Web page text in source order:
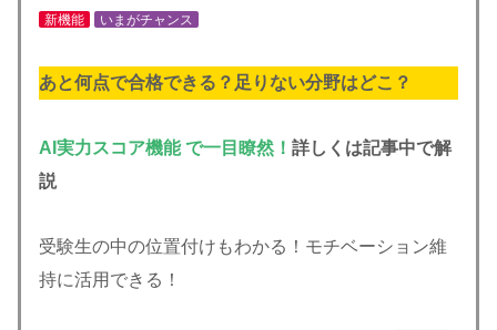
新機能 いまがチャンス
あと何点で合格できる？足りない分野はどこ？
AI実力スコア機能 で一目瞭然！ 詳しくは記事中で解
説
受験生の中の位置付けもわかる！モチベーション維
持に活用できる！